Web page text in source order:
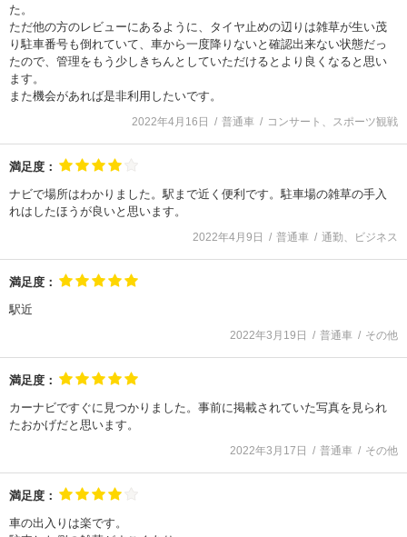
た。
ただ他の方のレビューにあるように、タイヤ止めの辺りは雑草が生い茂
り駐車番号も倒れていて、車から一度降りないと確認出来ない状態だっ
たので、管理をもう少しきちんとしていただけるとより良くなると思い
ます。
また機会があれば是非利用したいです。
2022年4月16日 普通車 コンサート、スポーツ観戦
満足度：
ナビで場所はわかりました。駅まで近く便利です。駐車場の雑草の手入
れはしたほうが良いと思います。
2022年4月9日 普通車 通勤、ビジネス
満足度：
駅近
2022年3月19日 普通車 その他
満足度：
カーナビですぐに見つかりました。事前に掲載されていた写真を見られ
たおかげだと思います。
2022年3月17日 普通車 その他
満足度：
車の出入りは楽です。